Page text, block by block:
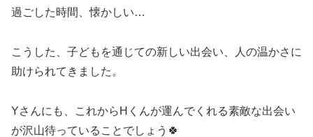
過ごした時間、懐かしい…
こうした、子どもを通じての新しい出会い、人の温かさに
助けられてきました。
Yさんにも、これからHくんが運んでくれる素敵な出会い
が沢山待っていることでしょう🍀